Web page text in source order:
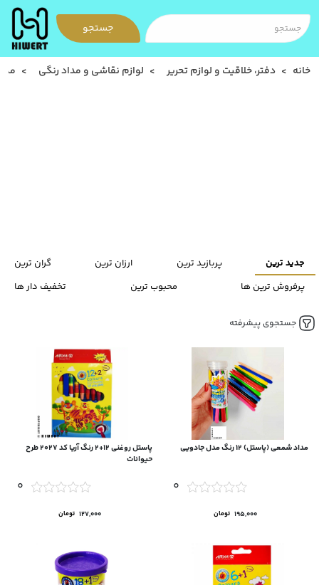
جستجو
خانه دفتر، خلاقیت و لوازم تحریر لوازم نقاشی و مداد رنگی
جستجوی پیشرفته
جدید ترین پربازید ترین ارزان ترین
گران ترین
پرفروش ترین ها
محبوب ترین تخفیف دار ها
مداد شمعی (پاستل) 12 رنگ مدل جادویی
0
195,000 تومان
پاستل روغنی ۱۲+۲ رنگ آریا کد ۲۰۲۷ طرح
حیوانات
0
127,000 تومان